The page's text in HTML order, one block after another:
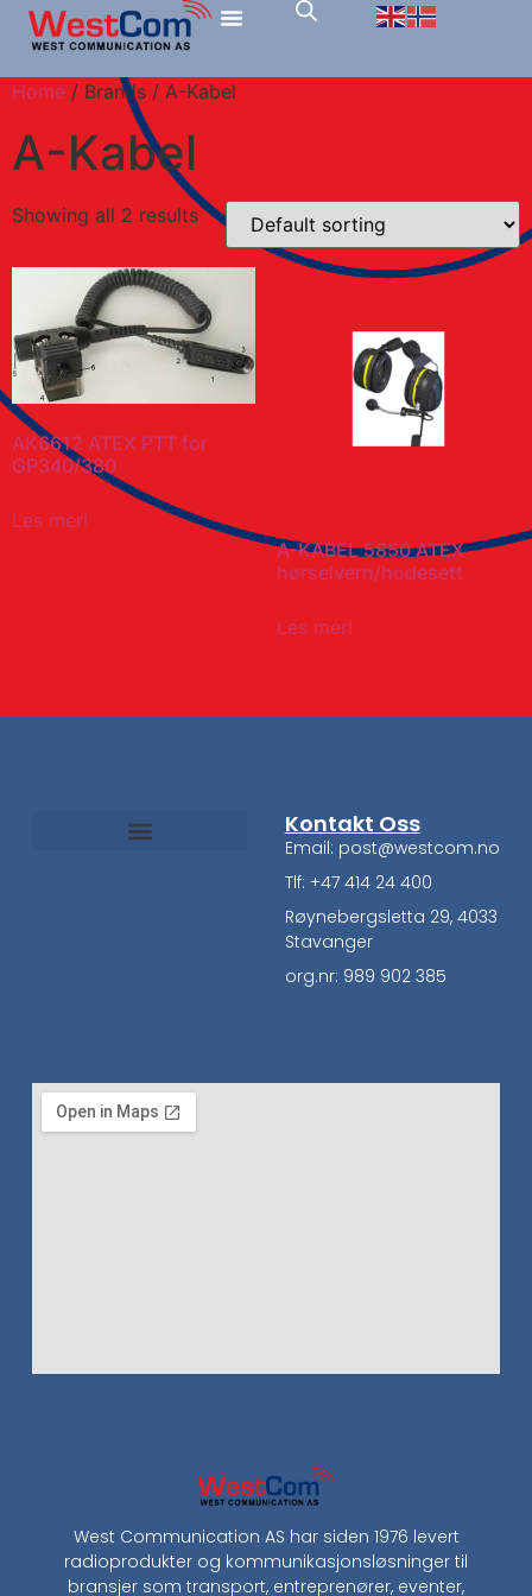
Home / Brands / A-Kabel
A-Kabel
Showing all 2 results
AK6612 ATEX PTT for
GP340/380
Les mer!
A-KABEL 5850 ATEX
hørselvern/hodesett
Les mer!
West Communication AS har siden 1976 levert
radioprodukter og kommunikasjonsløsninger til
bransjer som transport, entreprenører, eventer,
Kontakt Oss
Email: post@westcom.no
Tlf: +47 414 24 400
Røynebergsletta 29, 4033
Stavanger
org.nr: 989 902 385